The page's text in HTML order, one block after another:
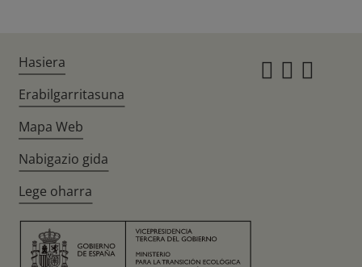
Hasiera
Erabilgarritasuna
Mapa Web
Nabigazio gida
Lege oharra